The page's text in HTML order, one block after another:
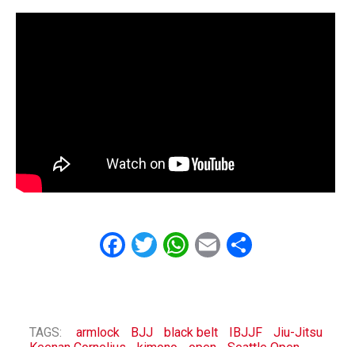
Facebook
Twitter
WhatsApp
EmailShare
TAGS: armlock BJJ black belt IBJJF
Jiu-Jitsu